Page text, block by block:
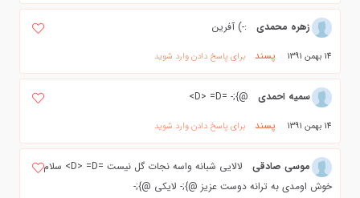
زهره محمدی :-) آفرین
14 بهمن 1391 پسند برای پاسخ دادن وارد شوید
سمیه احمدی @};- =D> =D>
14 بهمن 1391 پسند برای پاسخ دادن وارد شوید
موسی صادقی
لالایی شبانه واسه نجات گل نیست =D> =D> سلام
خوش اومدی به ترانه دوست عزیز @};- لایکی @};-